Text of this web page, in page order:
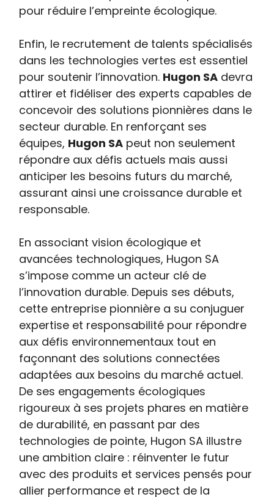
pour réduire l’empreinte écologique.
Enfin, le recrutement de talents spécialisés
dans les technologies vertes est essentiel
pour soutenir l’innovation. Hugon SA devra
attirer et fidéliser des experts capables de
concevoir des solutions pionnières dans le
secteur durable. En renforçant ses
équipes, Hugon SA peut non seulement
répondre aux défis actuels mais aussi
anticiper les besoins futurs du marché,
assurant ainsi une croissance durable et
responsable.
En associant vision écologique et
avancées technologiques, Hugon SA
s’impose comme un acteur clé de
l’innovation durable. Depuis ses débuts,
cette entreprise pionnière a su conjuguer
expertise et responsabilité pour répondre
aux défis environnementaux tout en
façonnant des solutions connectées
adaptées aux besoins du marché actuel.
De ses engagements écologiques
rigoureux à ses projets phares en matière
de durabilité, en passant par des
technologies de pointe, Hugon SA illustre
une ambition claire : réinventer le futur
avec des produits et services pensés pour
allier performance et respect de la